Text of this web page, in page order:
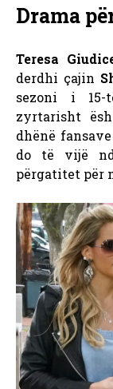
Drama
Teresa
derdhi çajin
sezoni i 15-
zyrtarisht
dhënë
do të vijë
përgatitet për